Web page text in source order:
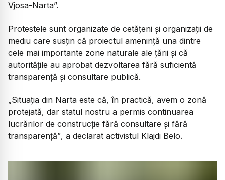
Vjosa-Narta”.
Protestele sunt organizate de cetățeni și organizații de
mediu care susțin că proiectul amenință una dintre
cele mai importante zone naturale ale țării și că
autoritățile au aprobat dezvoltarea fără suficientă
transparență și consultare publică.
„Situația din Narta este că, în practică, avem o zonă
protejată, dar statul nostru a permis continuarea
lucrărilor de construcție fără consultare și fără
transparență”, a declarat activistul Klajdi Belo.